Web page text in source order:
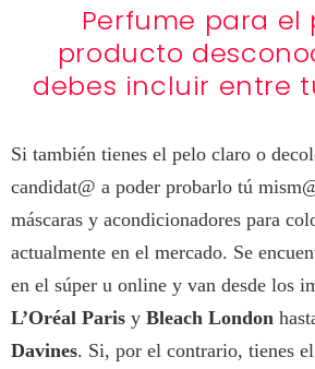
Perfume para el
producto
debes incluir entre
Si también tienes el pelo claro o
candidat@ a poder probarlo tú
máscaras y acondicionadores para
actualmente en el mercado. Se
en el súper u online y van desde los
L’Oréal Paris y Bleach London
Davines. Si, por el contrario, tienes